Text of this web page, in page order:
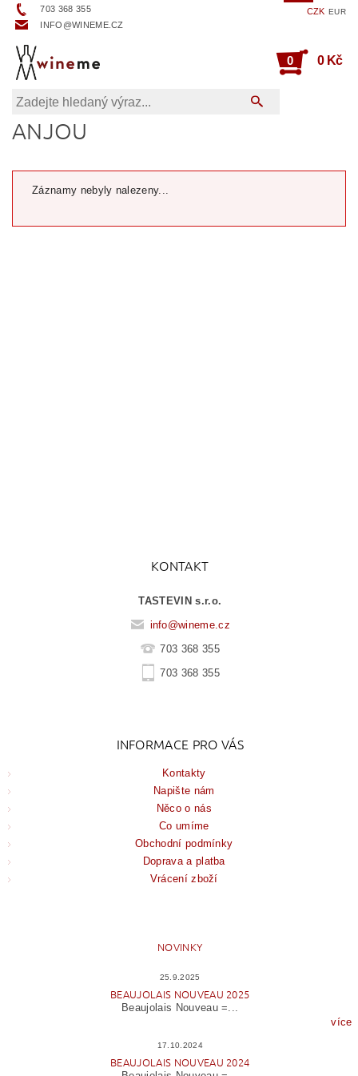
703 368 355
INFO@WINEME.CZ
CZK EUR
0 0 Kč
ANJOU
Záznamy nebyly nalezeny...
KONTAKT
TASTEVIN s.r.o.
info@wineme.cz
703 368 355
703 368 355
INFORMACE PRO VÁS
Kontakty
Napište nám
Něco o nás
Co umíme
Obchodní podmínky
Doprava a platba
Vrácení zboží
NOVINKY
25.9.2025
BEAUJOLAIS NOUVEAU 2025
Beaujolais Nouveau =...
více
17.10.2024
BEAUJOLAIS NOUVEAU 2024